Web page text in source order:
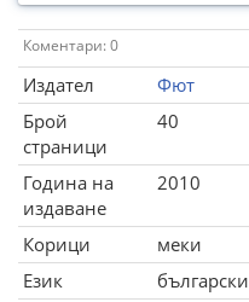
Коментари: 0
Издател
Фют
Брой
страници
40
Година на
издаване
2010
Корици
меки
Език
български